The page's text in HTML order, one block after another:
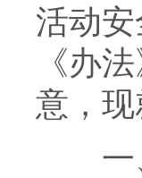
活动
《办
意，
一、